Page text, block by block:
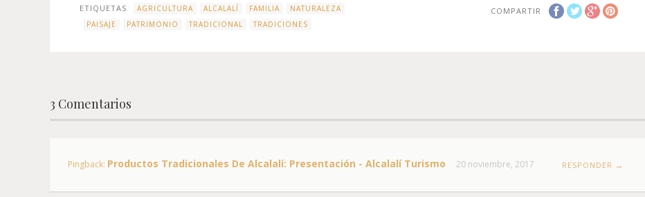
COMPARTIR
ETIQUETAS AGRICULTURA ALCALALÍ FAMILIA
NATURALEZA
PAISAJE
PATRIMONIO TRADICIONAL TRADICIONES
3 Comentarios
Pingback: Productos Tradicionales De Alcalalí: Presentación - Alcalalí Turismo 20 noviembre, 2017 RESPONDER →